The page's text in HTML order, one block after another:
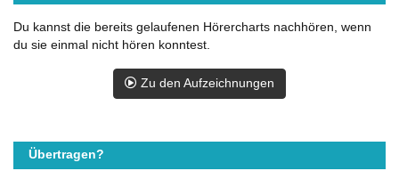
Du kannst die bereits gelaufenen Hörercharts nachhören, wenn
du sie einmal nicht hören konntest.
Zu den Aufzeichnungen
Übertragen?